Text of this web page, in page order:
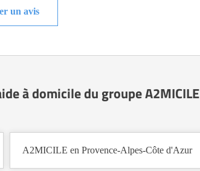
un avis
à domicile du groupe A2MICILE
A2MICILE en Provence-Alpes-Côte d'Azur